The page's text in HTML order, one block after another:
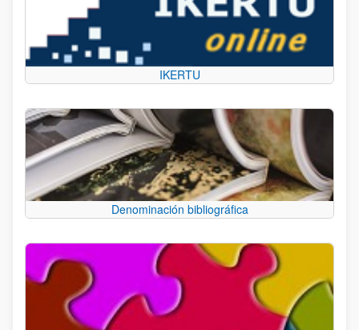
IKERTU
Denominación bibliográfica